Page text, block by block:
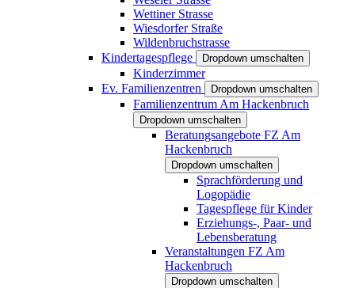
Wettiner Strasse
Wiesdorfer Straße
Wildenbruchstrasse
Kindertagespflege
Dropdown umschalten
Kinderzimmer
Ev. Familienzentren
Dropdown umschalten
Familienzentrum Am Hackenbruch
Dropdown umschalten
Beratungsangebote FZ Am
Hackenbruch
Dropdown umschalten
Sprachförderung und
Logopädie
Tagespflege für Kinder
Erziehungs-, Paar- und
Lebensberatung
Veranstaltungen FZ Am
Hackenbruch
Dropdown umschalten